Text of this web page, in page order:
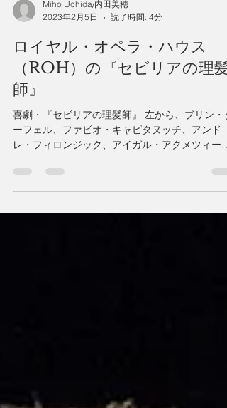
2023年2月5日
読了時間: 4分
ロイヤル・オペラ・ハウス
（ROH）の『セビリアの理髪
師』
喜劇・『セビリアの理髪師』 左から、ブリン・タ
ーフェル、ファビオ・キャピタヌッチ、アンド
レ・フィロンジック、アイガル・アクメツィー
Barber of...